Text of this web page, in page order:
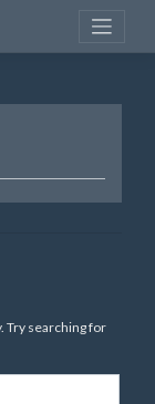
Try searching for